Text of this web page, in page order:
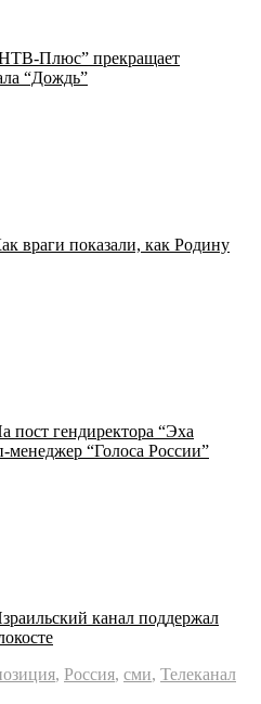
Плюс” прекращает
“Дождь”
враги показали, как Родину
пост гендиректора “Эха
“Голоса России”
канал поддержал
, Россия, сми, Телеканал